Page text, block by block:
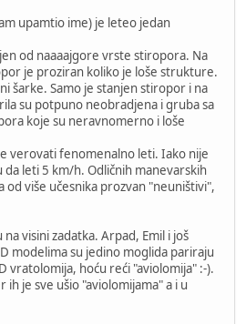
upamtio ime) je leteo jedan
od naaaajgore vrste stiropora. Na
je proziran koliko je loše strukture.
šarke. Samo je stanjen stiropor i na
su potpuno neobradjena i gruba sa
koje su neravnomerno i loše
verovati fenomenalno leti. Iako nije
da leti 5 km/h. Odličnih manevarskih
od više učesnika prozvan "neuništivi",
na visini zadatka. Arpad, Emil i još
modelima su jedino moglida pariraju
vratolomija, hoću reći "aviolomija" :-).
ih je sve ušio "aviolomijama" a i u